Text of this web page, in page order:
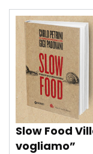
Slow Food
vogliamo”